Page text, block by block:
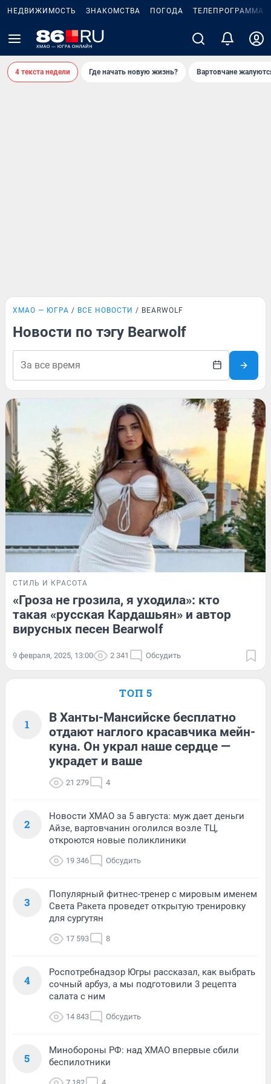
НЕДВИЖИМОСТЬ ЗНАКОМСТВА ПОГОДА ТЕЛЕПРОГРАММА
4 текста недели Где начать новую жизнь? Вартовчане
ХМАО — ЮГРА ВСЕ НОВОСТИ BEARWOLF
Новости по тэгу Bearwolf
СТИЛЬ И КРАСОТА
«Гроза не грозила, я уходила»: кто
такая «русская Кардашьян» и автор
вирусных песен Bearwolf
9 февраля, 2025, 13:00 2 341 Обсудить
ТОП 5
1
В Ханты-Мансийске бесплатно
отдают наглого красавчика мейн-
куна. Он украл наше сердце —
украдет и ваше
21 279 4
2
Новости ХМАО за 5 августа: муж дает деньги
Айзе, вартовчанин оголился возле ТЦ,
откроются новые поликлиники
19 346 Обсудить
3
Популярный фитнес-тренер с мировым именем
Света Ракета проведет открытую тренировку
для сургутян
17 593 8
4
Роспотребнадзор Югры рассказал, как выбрать
сочный арбуз, а мы подготовили 3 рецепта
салата с ним
14 843 Обсудить
5
Минобороны РФ: над ХМАО впервые сбили
беспилотники